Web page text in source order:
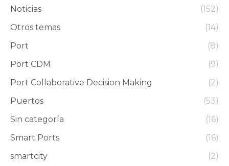
Noticias
(152)
Otros temas
(14)
Port
(8)
Port CDM
(9)
Port Collaborative Decision Making
(2)
Puertos
(53)
Sin categoría
(16)
Smart Ports
(16)
smartcity
(2)